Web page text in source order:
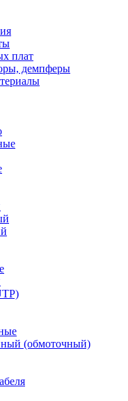
плат
демпферы
(обмоточный)